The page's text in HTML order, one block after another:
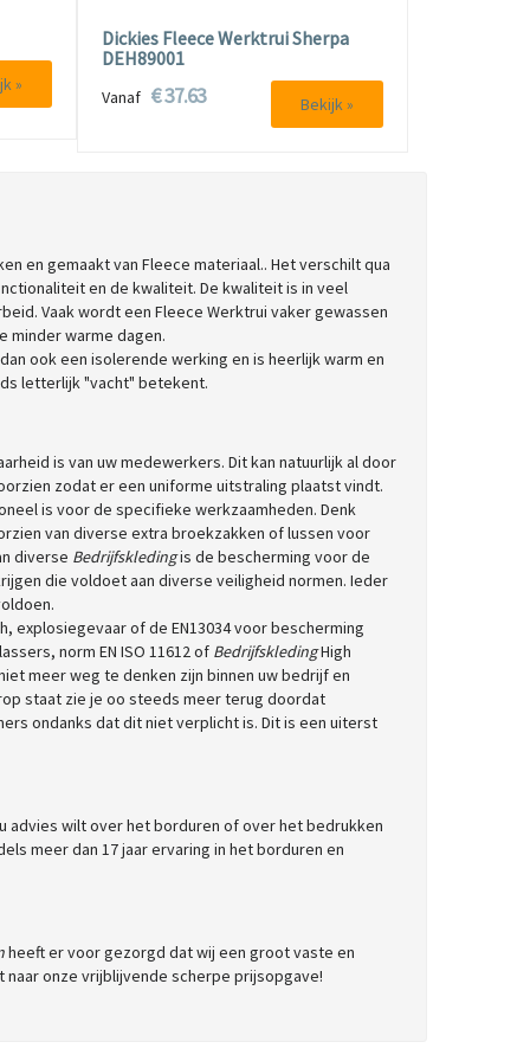
»
Dickies Fleece Werktrui Sherpa
DEH89001
Vanaf € 37.63 Bekijk »
en gemaakt van Fleece materiaal.. Het verschilt qua
en de kwaliteit. De kwaliteit is in veel
Vaak wordt een Fleece Werktrui vaker gewassen
minder warme dagen.
ook een isolerende werking en is heerlijk warm en
letterlijk "vacht" betekent.
is van uw medewerkers. Dit kan natuurlijk al door
zodat er een uniforme uitstraling plaatst vindt.
is voor de specifieke werkzaamheden. Denk
van diverse extra broekzakken of lussen voor
diverse Bedrijfskledingis de bescherming voor de
die voldoet aan diverse veiligheid normen. Ieder
explosiegevaar of de EN13034 voor bescherming
norm EN ISO 11612 of BedrijfskledingHigh
meer weg te denken zijn binnen uw bedrijf en
staat zie je oo steeds meer terug doordat
ondanks dat dit niet verplicht is. Dit is een uiterst
advies wilt over het borduren of over het bedrukken
meer dan 17 jaar ervaring in het borduren en
heeft er voor gezorgd dat wij een groot vaste en
onze vrijblijvende scherpe prijsopgave!